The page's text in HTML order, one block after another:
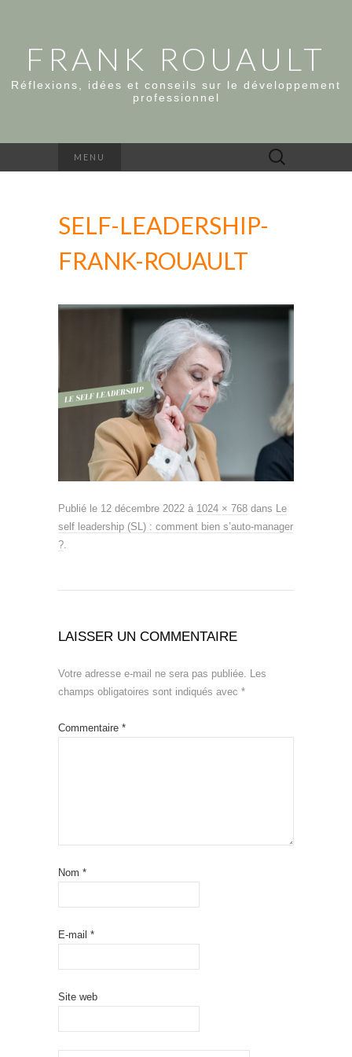
FRANK ROUAULT
Réflexions, idées et conseils sur le développement
professionnel
MENU Rechercher :
SELF-LEADERSHIP-
FRANK-ROUAULT
Publié le 12 décembre 2022 à 1024 × 768 dans Le
self leadership (SL) : comment bien s’auto-manager
?.
LAISSER UN COMMENTAIRE
Votre adresse e-mail ne sera pas publiée. Les
champs obligatoires sont indiqués avec *
Commentaire *
Nom *
E-mail *
Site web